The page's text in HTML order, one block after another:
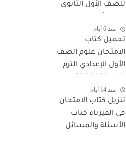
للصف الأول الثانوى
النسخة الجديدة
منذ 6 أيام
تحميل كتاب
الامتحان علوم الصف
الأول الإعدادي الترم
(النسخة الجديدة)
منذ 14 أيام
تنزيل كتاب الامتحان
فى الفيزياء كتاب
الأسئلة والمسائل